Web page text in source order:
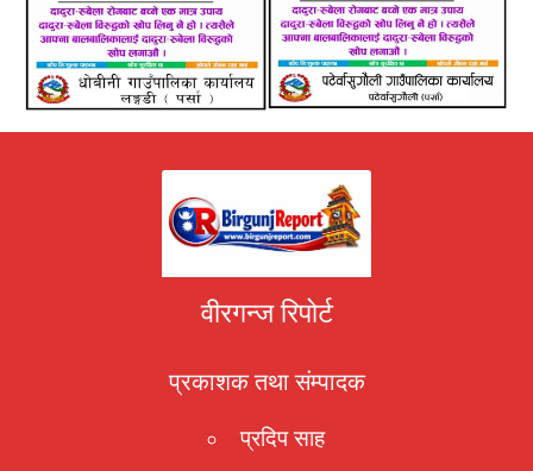
वीरगन्ज रिपोर्ट
प्रकाशक तथा संम्पादक
प्रदिप साह